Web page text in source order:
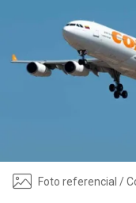
Foto referencial /